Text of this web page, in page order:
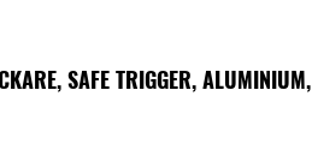
SAFE TRIGGER, ALUMINIUM,